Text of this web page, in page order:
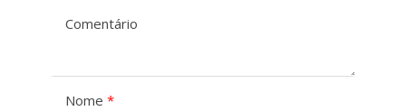
Comentário
Nome *